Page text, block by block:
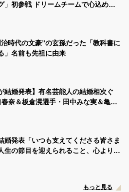
」初参戦 ドリームチームで心込めて
時代の文豪”の玄孫だった「教科書に
」名前も先祖に由来
結婚発表】有名芸能人の結婚相次ぐ
奈＆板倉滉選手・田中みな実＆亀梨
婚発表「いつも支えてくださる皆さま
生の節目を迎えられること、心より感
もっと見る